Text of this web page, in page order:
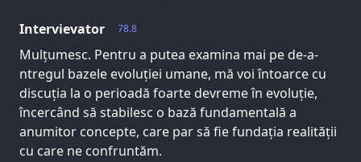
78.8
Intervievator
Mulțumesc. Pentru a putea examina mai pe de-a-
ntregul bazele evoluției umane, mă voi întoarce cu
discuția la o perioadă foarte devreme în evoluție,
încercând să stabilesc o bază fundamentală a
anumitor concepte, care par să fie fundația realității
cu care ne confruntăm.